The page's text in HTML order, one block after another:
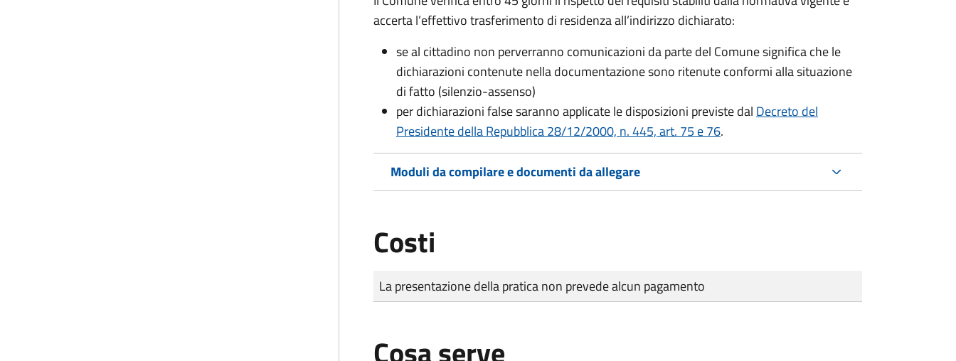
accerta l’effettivo trasferimento di residenza all’indirizzo dichiarato:
se al cittadino non perverranno comunicazioni da parte del Comune significa che le
dichiarazioni contenute nella documentazione sono ritenute conformi alla situazione
di fatto (silenzio-assenso)
per dichiarazioni false saranno applicate le disposizioni previste dal Decreto del
Presidente della Repubblica 28/12/2000, n. 445, art. 75 e 76.
Moduli da compilare e documenti da allegare
Costi
Tipo di pagamento
Importo
La presentazione della pratica non prevede alcun pagamento